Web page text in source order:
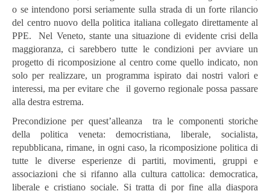
o se intendono porsi seriamente sulla strada di un forte rilancio
del centro nuovo della politica italiana collegato direttamente al
PPE. Nel Veneto, stante una situazione di evidente crisi della
maggioranza, ci sarebbero tutte le condizioni per avviare un
progetto di ricomposizione al centro come quello indicato, non
solo per realizzare, un programma ispirato dai nostri valori e
interessi, ma per evitare che il governo regionale possa passare
alla destra estrema.
Precondizione per quest’alleanza tra le componenti storiche
della politica veneta: democristiana, liberale, socialista,
repubblicana, rimane, in ogni caso, la ricomposizione politica di
tutte le diverse esperienze di partiti, movimenti, gruppi e
associazioni che si rifanno alla cultura cattolica: democratica,
liberale e cristiano sociale. Si tratta di por fine alla diaspora